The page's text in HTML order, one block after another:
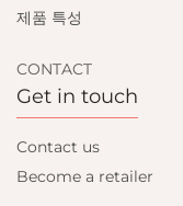
제품 특성
CONTACT
Get in touch
Contact us
Become a retailer